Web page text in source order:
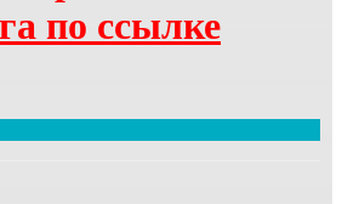
по ссылке